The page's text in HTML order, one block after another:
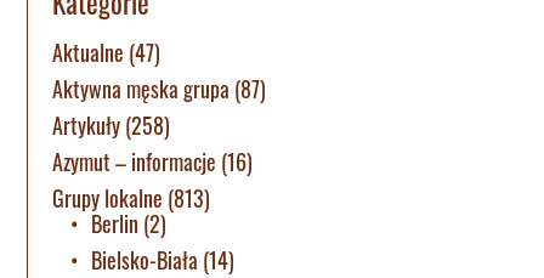
Aktualne (47)
Aktywna męska grupa (87)
Artykuły(258)
Azymut – informacje (16)
Grupy lokalne (813)
Berlin (2)
Bielsko-Biała (14)